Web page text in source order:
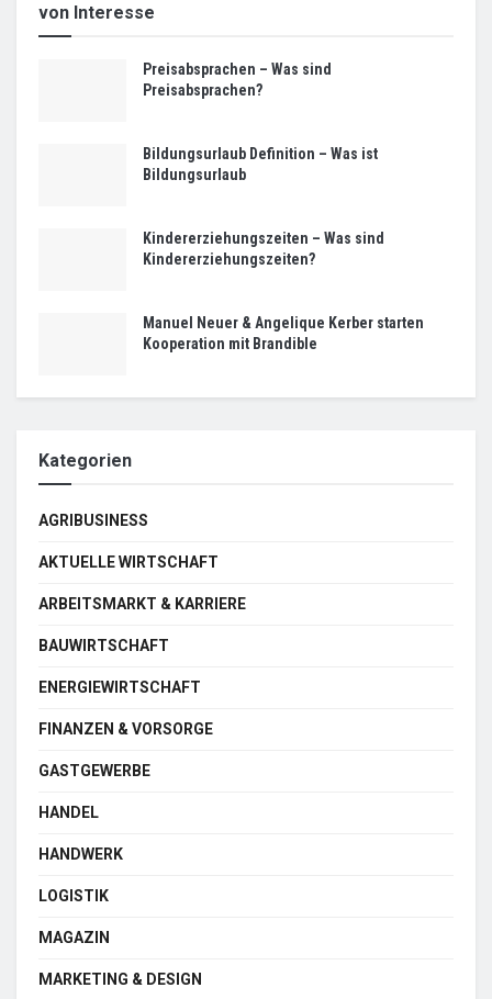
von Interesse
Preisabsprachen – Was sind
Preisabsprachen?
Bildungsurlaub Definition – Was ist
Bildungsurlaub
Kindererziehungszeiten – Was sind
Kindererziehungszeiten?
Manuel Neuer & Angelique Kerber starten
Kooperation mit Brandible
Kategorien
AGRIBUSINESS
AKTUELLE WIRTSCHAFT
ARBEITSMARKT & KARRIERE
BAUWIRTSCHAFT
ENERGIEWIRTSCHAFT
FINANZEN & VORSORGE
GASTGEWERBE
HANDEL
HANDWERK
LOGISTIK
MAGAZIN
MARKETING & DESIGN